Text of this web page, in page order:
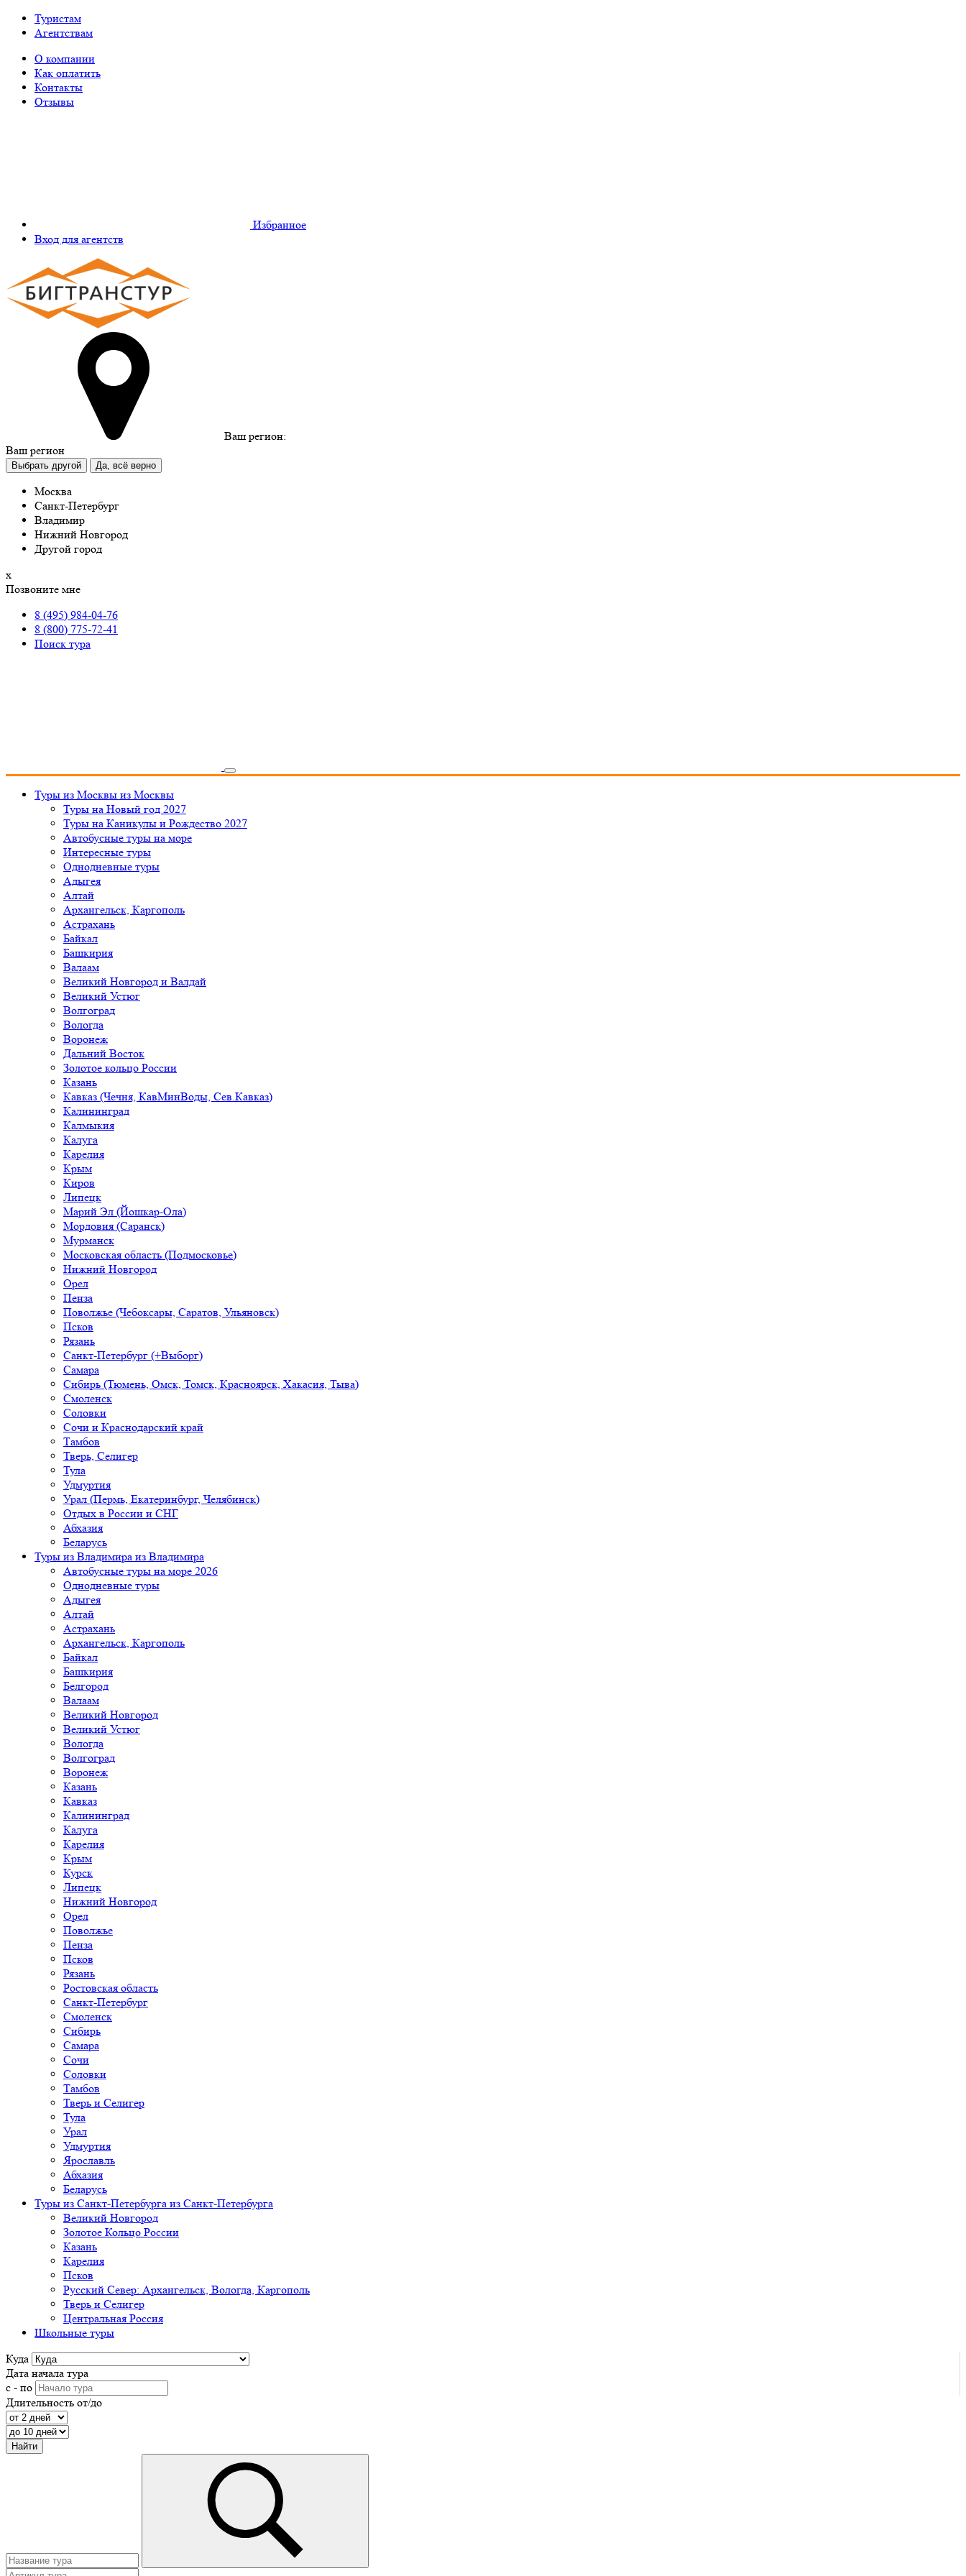
Туристам
Агентствам
О компании
Как оплатить
Контакты
Отзывы
Избранное
Вход для агентств
Ваш регион:
Ваш регион
Выбрать другой Да, всё верно
Москва
Санкт-Петербург
Владимир
Нижний Новгород
Другой город
х
Позвоните мне
8 (495) 984-04-76
8 (800) 775-72-41
Поиск тура
Туры из Москвы из Москвы
Туры на Новый год 2027
Туры на Каникулы и Рождество 2027
Автобусные туры на море
Интересные туры
Однодневные туры
Адыгея
Алтай
Архангельск, Каргополь
Астрахань
Байкал
Башкирия
Валаам
Великий Новгород и Валдай
Великий Устюг
Волгоград
Вологда
Воронеж
Дальний Восток
Золотое кольцо России
Казань
Кавказ (Чечня, КавМинВоды, Сев.Кавказ)
Калининград
Калмыкия
Калуга
Карелия
Крым
Киров
Липецк
Марий Эл (Йошкар-Ола)
Мордовия (Саранск)
Мурманск
Московская область (Подмосковье)
Нижний Новгород
Орел
Пенза
Поволжье (Чебоксары, Саратов, Ульяновск)
Псков
Рязань
Санкт-Петербург (+Выборг)
Самара
Сибирь (Тюмень, Омск, Томск, Красноярск, Хакасия, Тыва)
Смоленск
Соловки
Сочи и Краснодарский край
Тамбов
Тверь, Селигер
Тула
Удмуртия
Урал (Пермь, Екатеринбург, Челябинск)
Отдых в России и СНГ
Абхазия
Беларусь
Туры из Владимира из Владимира
Автобусные туры на море 2026
Однодневные туры
Адыгея
Алтай
Астрахань
Архангельск, Каргополь
Байкал
Башкирия
Белгород
Валаам
Великий Новгород
Великий Устюг
Вологда
Волгоград
Воронеж
Казань
Кавказ
Калининград
Калуга
Карелия
Крым
Курск
Липецк
Нижний Новгород
Орел
Поволжье
Пенза
Псков
Рязань
Ростовская область
Санкт-Петербург
Смоленск
Сибирь
Самара
Сочи
Соловки
Тамбов
Тверь и Селигер
Тула
Урал
Удмуртия
Ярославль
Абхазия
Беларусь
Туры из Санкт-Петербурга из Санкт-Петербурга
Великий Новгород
Золотое Кольцо России
Казань
Карелия
Псков
Русский Север: Архангельск, Вологда, Каргополь
Тверь и Селигер
Центральная Россия
Школьные туры
Куда
Дата начала тура
с - по
Длительность от/до